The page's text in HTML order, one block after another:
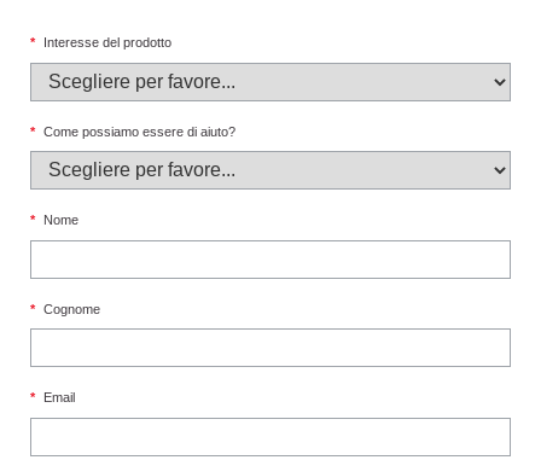
* Interesse del prodotto
* Come possiamo essere di aiuto?
* Nome
* Cognome
* Email